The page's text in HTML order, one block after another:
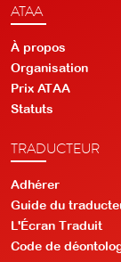
ATAA
À propos
Organisation
Prix ATAA
Statuts
TRADUCTEUR
Adhérer
Guide du
L'Écran Traduit
Code de